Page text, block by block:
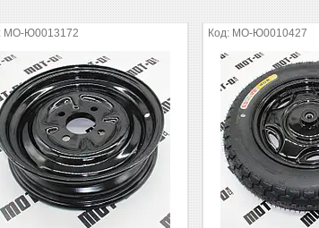
MO-Ю0013172 MO-Ю0010427